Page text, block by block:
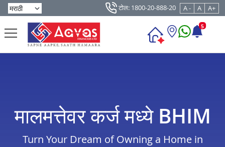
टोल: 1800-20-888-20 A - A A+
5
मालमत्तेवर कर्ज मध्ये BHIM
Turn Your Dream of Owning a Home in